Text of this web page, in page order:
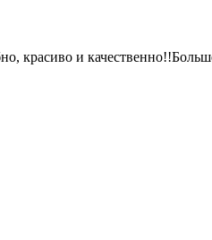
красиво и